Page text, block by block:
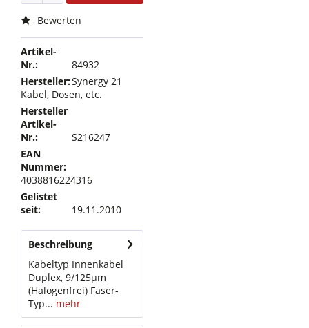
Bewerten
Artikel-
Nr.:
84932
Hersteller:Synergy 21
Kabel, Dosen, etc.
Hersteller
Artikel-
Nr.:
S216247
EAN
Nummer:
4038816224316
Gelistet
seit:
19.11.2010
Beschreibung
Kabeltyp Innenkabel
Duplex, 9/125µm
(Halogenfrei) Faser-
Typ... mehr